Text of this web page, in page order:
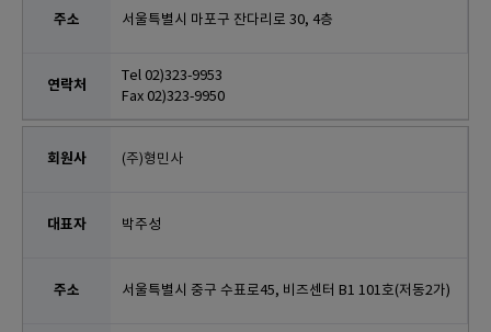
서울특별시 마포구 잔다리로 30, 4층
Tel 02)323-9953
Fax 02)323-9950
(주)형민사
박주성
서울특별시 중구 수표로45, 비즈센터 B1 101호(저동2가)